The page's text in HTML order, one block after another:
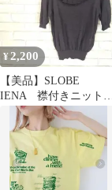
¥2,200
【美品】SLOBE
IENA 襟付きニット